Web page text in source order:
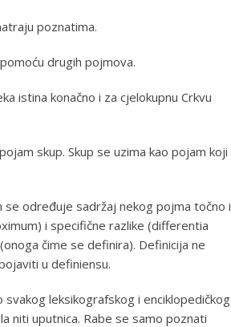
poznatima.
drugih pojmova.
istina konačno i za cjelokupnu Crkvu
skup. Skup se uzima kao pojam koji
određuje sadržaj nekog pojma točno i
i specifične razlike (differentia
čime se definira). Definicija ne
u definiensu.
leksikografskog i enciklopedičkog
niti uputnica. Rabe se samo poznati